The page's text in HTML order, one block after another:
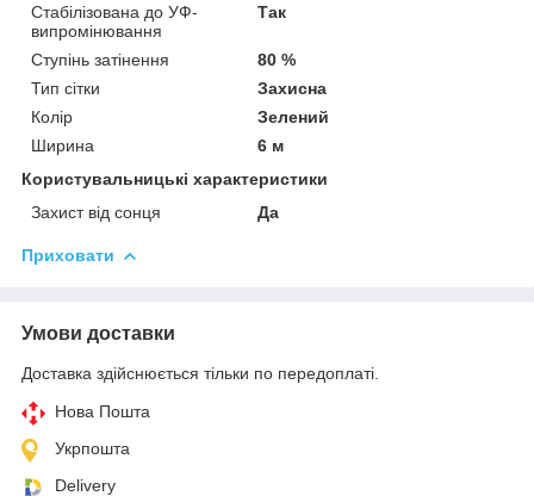
Стабілізована до УФ-
випромінювання
Так
Ступінь затінення
80 %
Тип сітки
Захисна
Колір
Зелений
Ширина
6 м
Користувальницькі характеристики
Захист від сонця
Да
Приховати
Умови доставки
Доставка здійснюється тільки по передоплаті.
Нова Пошта
Укрпошта
Delivery